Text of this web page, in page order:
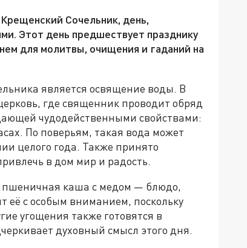
Сочельник, день,
Этот день предшествует празднику
для молитвы, очищения и гаданий на
является освящение воды. В
где священник проводит обряд
чудодейственными свойствами:
По поверьям, такая вода может
целого года. Также принято
в дом мир и радость.
пшеничная каша с медом — блюдо,
её с особым вниманием, поскольку
угощения также готовятся в
духовный смысл этого дня.